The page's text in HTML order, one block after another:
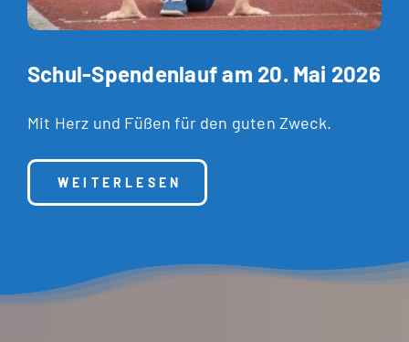
Schul-Spendenlauf am 20. Mai 2026
Mit Herz und Füßen für den guten Zweck.
WEITERLESEN
: SCHUL-SPENDENLAUF AM 20. MAI